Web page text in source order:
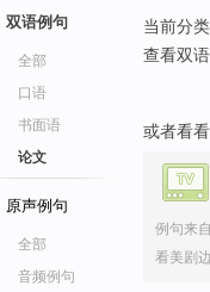
双语例句
全部
口语
书面语
论文
原声例句
全部
音频例句
当前分
查看双
或者看
例句来
看美剧